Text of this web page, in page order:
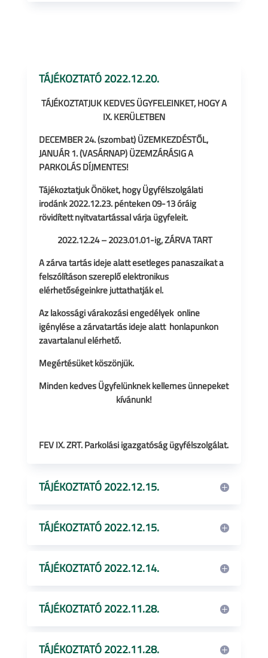
TÁJÉKOZTATÓ 2022.12.20.
TÁJÉKOZTATJUK KEDVES ÜGYFELEINKET, HOGY A
IX. KERÜLETBEN
DECEMBER 24. (szombat) ÜZEMKEZDÉSTŐL,
JANUÁR 1. (VASÁRNAP) ÜZEMZÁRÁSIG A
PARKOLÁS DÍJMENTES!
Tájékoztatjuk Önöket, hogy Ügyfélszolgálati
irodánk2022.12.23. pénteken 09-13 óráig
rövidített nyitvatartással várja ügyfeleit.
2022.12.24 – 2023.01.01-ig, ZÁRVA TART
A zárva tartás ideje alatt esetleges panaszaikat a
felszólításon szereplő elektronikus
elérhetőségeinkre juttathatják el.
Az lakossági várakozási engedélyek online
igénylése a zárvatartás ideje alatt honlapunkon
zavartalanul elérhető.
Megértésüket köszönjük.
Minden kedves Ügyfelünknek kellemes ünnepeket
kívánunk!
FEV IX. ZRT. Parkolási igazgatóság ügyfélszolgálat.
TÁJÉKOZTATÓ 2022.12.15.
TÁJÉKOZTATÓ 2022.12.15.
TÁJÉKOZTATÓ 2022.12.14.
TÁJÉKOZTATÓ 2022.11.28.
TÁJÉKOZTATÓ 2022.11.28.